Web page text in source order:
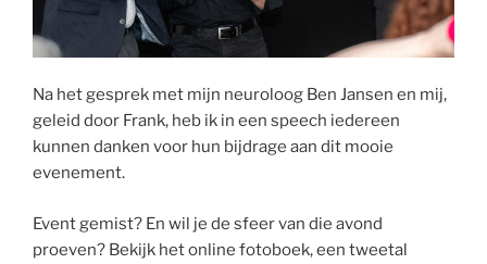
Na het gesprek met mijn neuroloog Ben Jansen en mij,
geleid door Frank, heb ik in een speech iedereen
kunnen danken voor hun bijdrage aan dit mooie
evenement.
Event gemist? En wil je de sfeer van die avond
proeven? Bekijk het online fotoboek, een tweetal